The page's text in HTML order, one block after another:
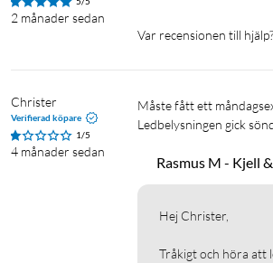
1x Användarguide
2 månader sedan
Var recensionen till hjälp?
Christer
Verifierad köpare
1/5
4 månader sedan
Måste fått ett måndagsexemplar.
Ledbelysningen gick
Rasmus M - Kjell
Hej Christer,
Tråkigt och höra att